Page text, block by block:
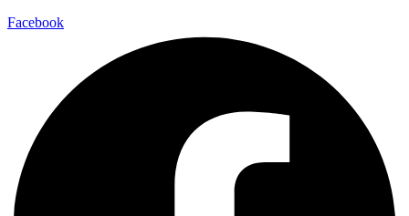
Facebook